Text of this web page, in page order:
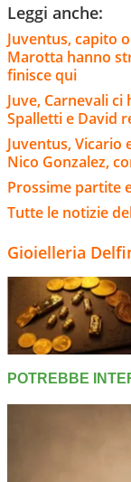
Leggi anche:
Juventus, capito
Marotta hanno
finisce qui
Juve, Carnevali
Spalletti e David
Juventus, Vicario
Nico Gonzalez,
Prossime partite
Tutte le notizie
Gioielleria